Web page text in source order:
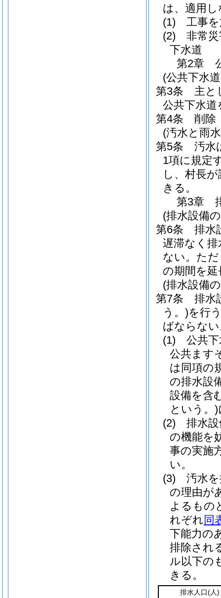
は、適用
(1)
工事
(2)
非常
下水道
第2章
(公共下水
第3条
主と
公共下水
第4条
削除
(汚水と雨
第5条
汚水
1項に規定
し、村長
きる。
第3章
(排水設備
第6条
排水
遅滞なく排
ない。 た
の期間を
(排水設備
第7条
排水
う。)を行
ばならな
(1)
公共
公共ます
は同項の
の排水設
設備を含
という。)
(2)
排水
の機能を
事の実施
い。
(3)
汚水
の理由が
よるもの
れぞれ同
下能力の
排除され
ル以下の
きる。
排水人口(人)